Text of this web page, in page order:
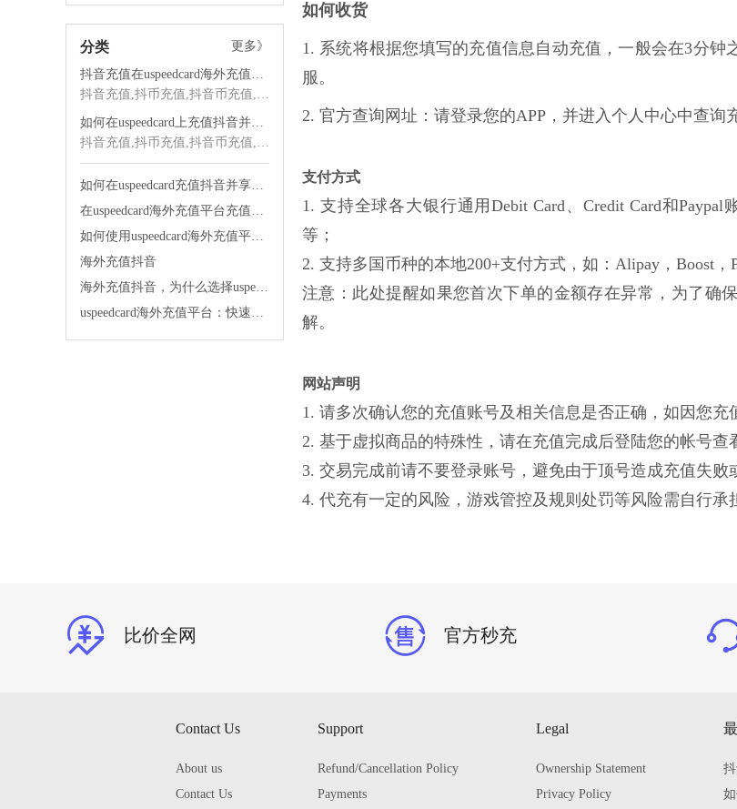
分类 更多》
抖音充值在uspeedcard海外充值平台的优势
抖音充值,抖币充值,抖音币充值,海外抖音充值,抖音海外充值,抖音充值海外,海外充值
如何在uspeedcard上充值抖音并享受优质服务
抖音充值,抖币充值,抖音币充值,海外抖音充值,抖音海外充值,抖音充值海外,海外充值
如何在uspeedcard充值抖音并享受快速发货的便利
在uspeedcard海外充值平台充值抖音太舒服了
如何使用uspeedcard海外充值平台便宜充值抖音
海外充值抖音
海外充值抖音，为什么选择uspeedcard海外充值平台？
uspeedcard海外充值平台：快速充值，让你的生活更便捷！
如何收货
1. 系统将根据您填写的充值信息自动充值，一般会在3分
服。
2. 官方查询网址：请登录您的APP，并进入个人中心中查询
支付方式
1. 支持全球各大银行通用Debit Card、Credit Card和Paypal
等；
2. 支持多国币种的本地200+支付方式，如：Alipay，Boost，
注意：此处提醒如果您首次下单的金额存在异常，为了确
解。
网站声明
1. 请多次确认您的充值账号及相关信息是否正确，如因您充
2. 基于虚拟商品的特殊性，请在充值完成后登陆您的帐号查
3. 交易完成前请不要登录账号，避免由于顶号造成充值失败
4. 代充有一定的风险，游戏管控及规则处罚等风险需自行承
比价全网 官方秒充
Contact Us
About us
Contact Us
Support
Refund/Cancellation Policy
Payments
Legal
Ownership Statement
Privacy Policy